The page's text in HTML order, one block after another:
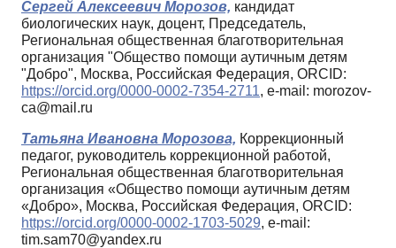
Сергей Алексеевич Морозов, кандидат
биологических наук, доцент, Председатель,
Региональная общественная благотворительная
организация "Общество помощи аутичным детям
"Добро", Москва, Российская Федерация, ORCID:
https://orcid.org/0000-0002-7354-2711, e-mail: morozov-
ca@mail.ru
Татьяна Ивановна Морозова, Коррекционный
педагог, руководитель коррекционной работой,
Региональная общественная благотворительная
организация «Общество помощи аутичным детям
«Добро», Москва, Российская Федерация, ORCID:
https://orcid.org/0000-0002-1703-5029, e-mail:
tim.sam70@yandex.ru